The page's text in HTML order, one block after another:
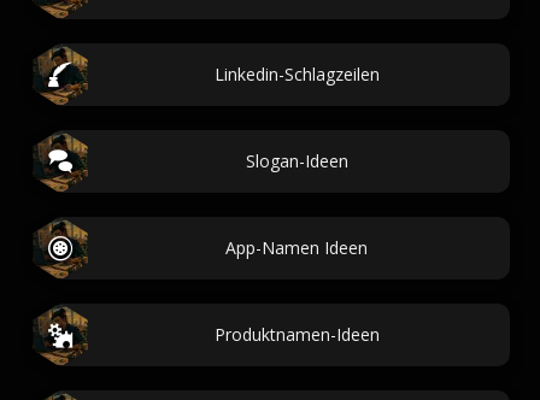
Linkedin-Schlagzeilen
Slogan-Ideen
App-Namen Ideen
Produktnamen-Ideen